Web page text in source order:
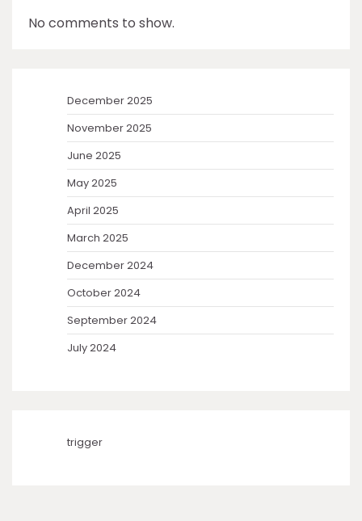
No comments to show.
December 2025
November 2025
June 2025
May 2025
April 2025
March 2025
December 2024
October 2024
September 2024
July 2024
trigger